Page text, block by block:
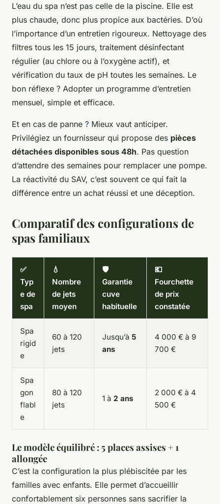
L’eau du spa n’est pas celle de la piscine. Elle est
plus chaude, donc plus propice aux bactéries. D’où
l’importance d’un entretien rigoureux. Nettoyage des
filtres tous les 15 jours, traitement désinfectant
régulier (au chlore ou à l’oxygène actif), et
vérification du taux de pH toutes les semaines. Le
bon réflexe ? Adopter un programme d’entretien
mensuel, simple et efficace.
Et en cas de panne ? Mieux vaut anticiper.
Privilégiez un fournisseur qui propose des pièces
détachées disponibles sous 48h. Pas question
d’attendre des semaines pour remplacer une pompe.
La réactivité du SAV, c’est souvent ce qui fait la
différence entre un achat réussi et une déception.
Comparatif des configurations de
spas familiaux
✅
Typ
e de
spa
💧
Nombre
de jets
moyen
🛡️
Garantie
cuve
habituelle
💶
Fourchette
de prix
constatée
Spa
rigid
e
60 à 120
jets
Jusqu’à 5
ans
4 000 € à 9
700 €
Spa
gon
flabl
e
80 à 120
jets
1 à 2 ans
2 000 € à 4
500 €
Le modèle équilibré : 5 places assises + 1
allongée
C’est la configuration la plus plébiscitée par les
familles avec enfants. Elle permet d’accueillir
confortablement six personnes sans sacrifier la